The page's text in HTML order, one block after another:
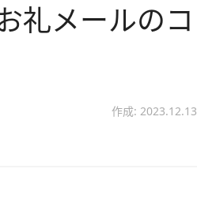
礼メールのコ
作成: 2023.12.13